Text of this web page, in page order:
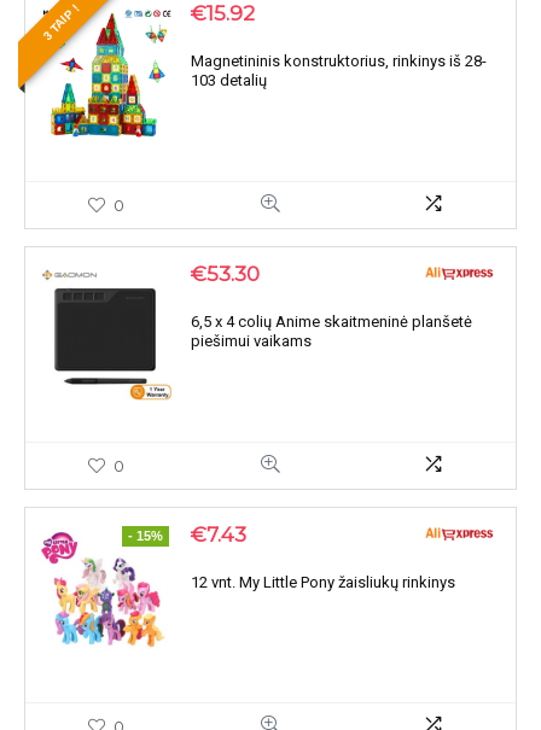
3 TAIP ! €15.92
Magnetininis konstruktorius, rinkinys iš 28-
103 detalių
0
€53.30
6,5 x 4 colių Anime skaitmeninė planšetė
piešimui vaikams
0
- 15% €7.43
12 vnt. My Little Pony žaisliukų rinkinys